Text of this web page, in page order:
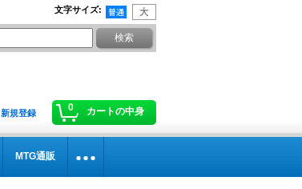
文字サイズ:
0 カートの中身
新規登録
MTG通販